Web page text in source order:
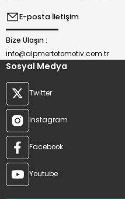
E-posta İletişim
Bize Ulaşın :
info@alpmertotomotiv.com.tr
Sosyal Medya
Twitter
Instagram
Facebook
Youtube